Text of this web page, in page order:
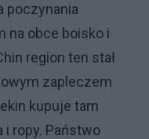
poczynania
na obce boisko i
region ten stał
zapleczem
kupuje tam
i ropy. Państwo